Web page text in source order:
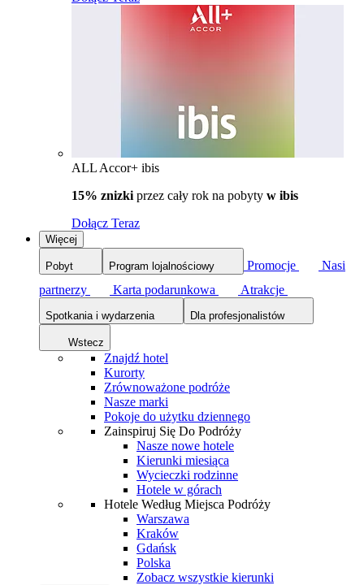
ALL Accor+ ibis
15% znizki przez cały rok na pobyty w ibis
Dołącz Teraz
Więcej
Pobyt Program lojalnościowy Promocje
Nasi
partnerzy
Karta podarunkowa Atrakcje
Spotkania i wydarzenia Dla profesjonalistów
Wstecz
Znajdź hotel
Kurorty
Zrównoważone podróże
Nasze marki
Pokoje do użytku dziennego
Zainspiruj Się Do Podróży
Nasze nowe hotele
Kierunki miesiąca
Wycieczki rodzinne
Hotele w górach
Hotele Według Miejsca Podróży
Warszawa
Kraków
Gdańsk
Polska
Zobacz wszystkie kierunki